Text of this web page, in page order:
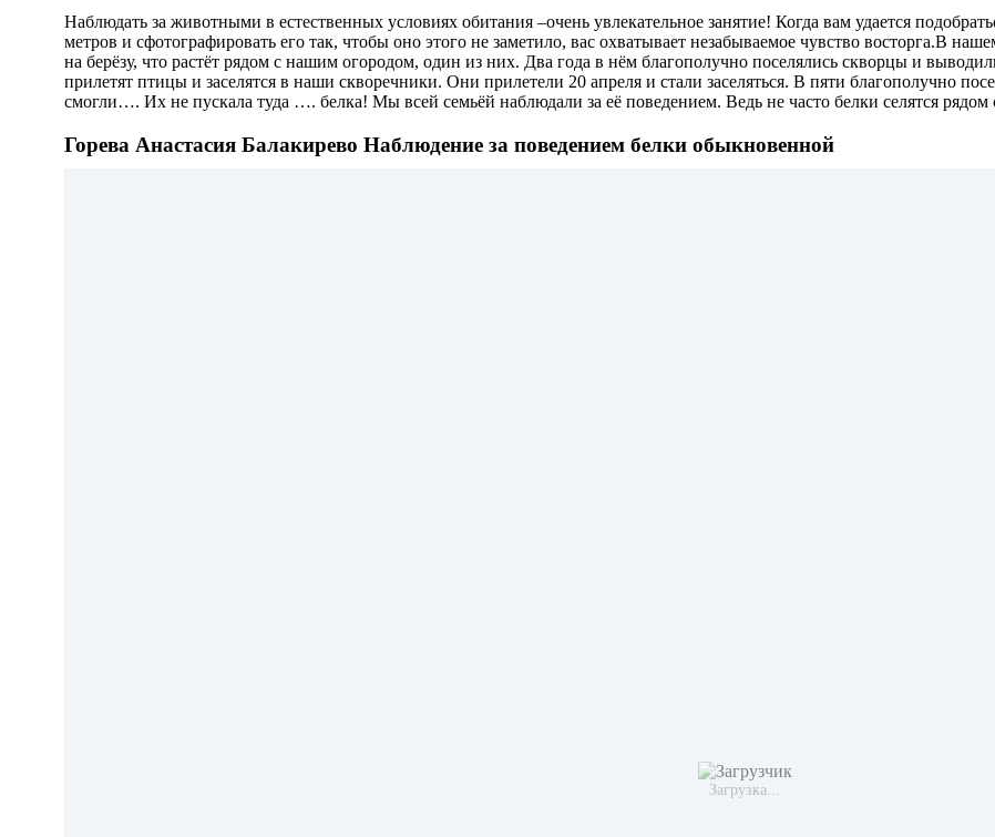
Наблюдать за животными в естественных условиях обитания –очень увлекательное занятие! Когда вам удается
метров и сфотографировать его так, чтобы оно этого не заметило, вас охватывает незабываемое чувство восторга.В
на берёзу, что растёт рядом с нашим огородом, один из них. Два года в нём благополучно поселялись скворцы и
прилетят птицы и заселятся в наши скворечники. Они прилетели 20 апреля и стали заселяться. В пяти благополучно
смогли…. Их не пускала туда …. белка! Мы всей семьёй наблюдали за её поведением. Ведь не часто белки селятся
Горева Анастасия Балакирево Наблюдение за поведением белки обыкновенной
Загрузка...